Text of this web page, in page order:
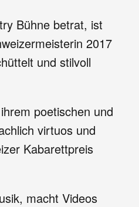
Bühne betrat, ist
2017
und stilvoll
poetischen und
virtuos und
Kabarettpreis
macht Videos